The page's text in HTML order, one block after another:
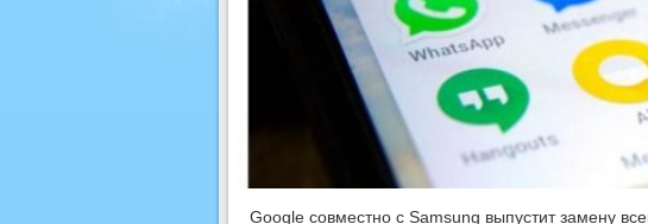
Google совместно с Samsung выпустит замену